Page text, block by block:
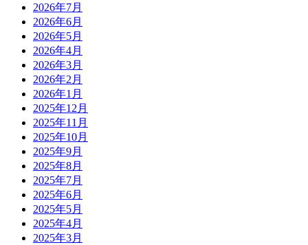
2026年7月
2026年6月
2026年5月
2026年4月
2026年3月
2026年2月
2026年1月
2025年12月
2025年11月
2025年10月
2025年9月
2025年8月
2025年7月
2025年6月
2025年5月
2025年4月
2025年3月